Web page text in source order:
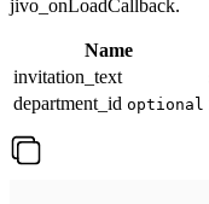
jivo_onLoadCallback.
Name
invitation_text
department_id optional